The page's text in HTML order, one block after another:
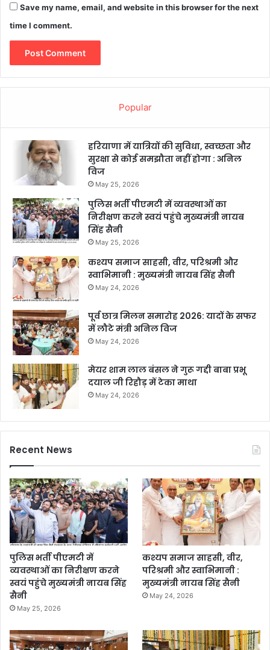
Save my name, email, and website in this browser for the next
time I comment.
Popular
हरियाणा में यात्रियों की सुविधा, स्वच्छता और
सुरक्षा से कोई समझौता नहीं होगा : अनिल
विज
May 25, 2026
पुलिस भर्ती पीएमटी में व्यवस्थाओं का
निरीक्षण करने स्वयं पहुंचे मुख्यमंत्री नायब
सिंह सैनी
May 25, 2026
कश्यप समाज साहसी, वीर, परिश्रमी और
स्वाभिमानी : मुख्यमंत्री नायब सिंह सैनी
May 24, 2026
पूर्व छात्र मिलन समारोह 2026: यादों के सफर
में लौटे मंत्री अनिल विज
May 24, 2026
मेयर शाम लाल बंसल ने गुरू गद्दी बाबा प्रभू
दयाल जी रिहौड़ में टेका माथा
May 24, 2026
Recent News
पुलिस भर्ती पीएमटी में
व्यवस्थाओं का निरीक्षण करने
स्वयं पहुंचे मुख्यमंत्री नायब सिंह
सैनी
May 25, 2026
कश्यप समाज साहसी, वीर,
परिश्रमी और स्वाभिमानी :
मुख्यमंत्री नायब सिंह सैनी
May 24, 2026